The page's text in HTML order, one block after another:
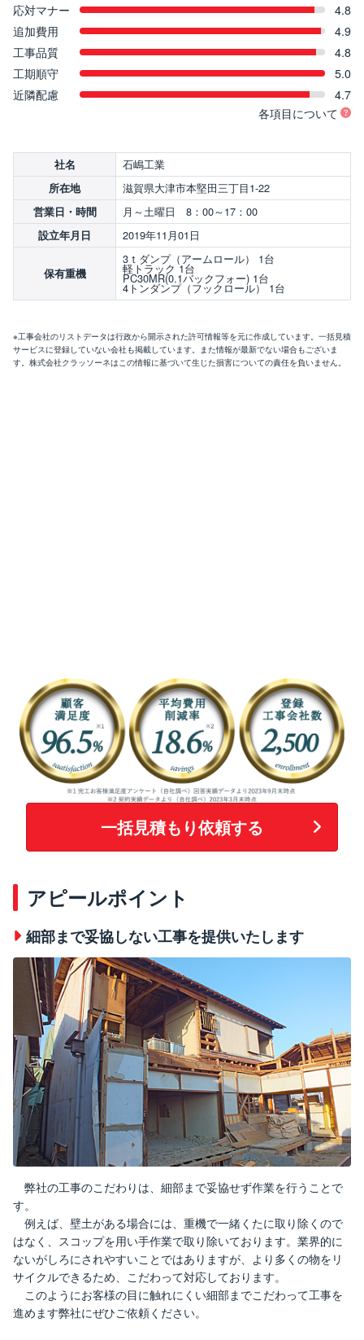
応対マナー
4.8
追加費用
4.9
工事品質
4.8
工期順守
5.0
近隣配慮
4.7
各項目について
社名 石嶋工業
所在地 滋賀県大津市本堅田三丁目1-22
営業日・時間 月～土曜日 8：00～17：00
設立年月日 2019年11月01日
保有重機
3ｔダンプ（アームロール） 1台
軽トラック 1台
PC30MR(0.1バックフォー) 1台
4トンダンプ（フックロール） 1台
※工事会社のリストデータは行政から開示された許可情報等を元に作成しています。一括見積
サービスに登録していない会社も掲載しています。また情報が最新でない場合もございま
す。株式会社クラッソーネはこの情報に基づいて生じた損害についての責任を負いません。
一括見積もり依頼する
アピールポイント
細部まで妥協しない工事を提供いたします
弊社の工事のこだわりは、細部まで妥協せず作業を行うことで
す。
例えば、壁土がある場合には、重機で一緒くたに取り除くので
はなく、スコップを用い手作業で取り除いております。業界的に
ないがしろにされやすいことではありますが、より多くの物をリ
サイクルできるため、こだわって対応しております。
このようにお客様の目に触れにくい細部までこだわって工事を
進めます弊社にぜひご依頼ください。